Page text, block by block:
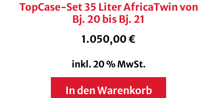
TopCase-Set 35 Liter AfricaTwin von
Bj. 20 bis Bj. 21
1.050,00€
inkl. 20 % MwSt.
In den Warenkorb